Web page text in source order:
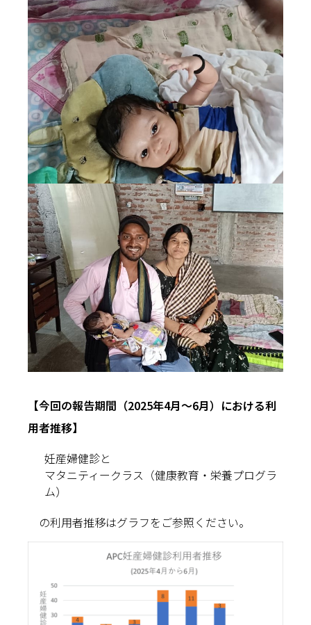
【今回の報告期間（2025年4月～6月）における利
用者推移】
妊産婦健診と
マタニティークラス（健康教育・栄養プログラ
ム）
の利用者推移はグラフをご参照ください。